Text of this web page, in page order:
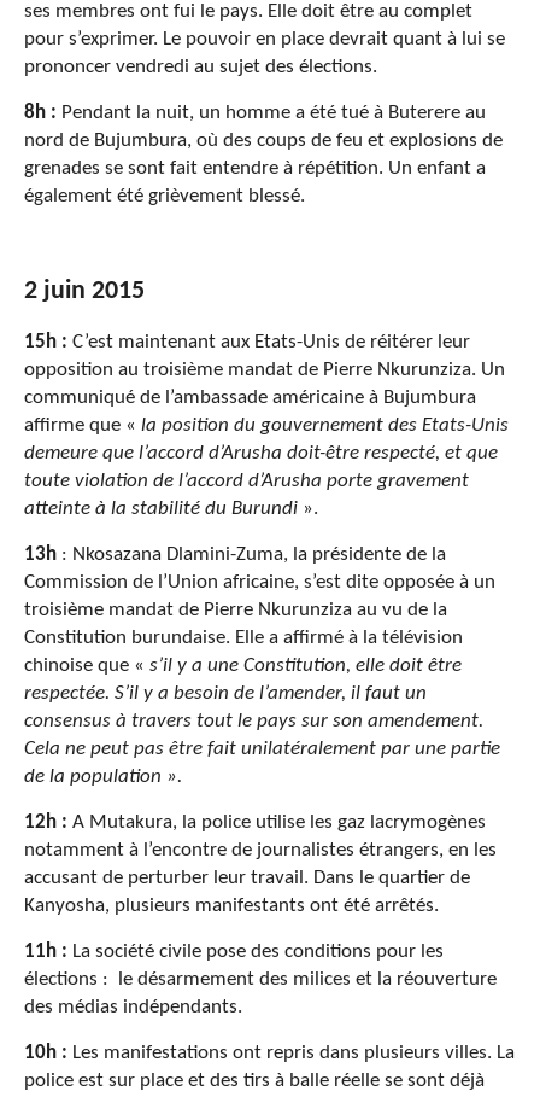
ses membres ont fui le pays. Elle doit être au complet
pour s’exprimer. Le pouvoir en place devrait quant à lui se
prononcer vendredi au sujet des élections.
8h : Pendant la nuit, un homme a été tué à Buterere au
nord de Bujumbura, où des coups de feu et explosions de
grenades se sont fait entendre à répétition. Un enfant a
également été grièvement blessé.
2 juin 2015
15h : C’est maintenant aux Etats-Unis de réitérer leur
opposition au troisième mandat de Pierre Nkurunziza. Un
communiqué de l’ambassade américaine à Bujumbura
affirme que « la position du gouvernement des Etats-Unis
demeure que l’accord d’Arusha doit-être respecté, et que
toute violation de l’accord d’Arusha porte gravement
atteinte à la stabilité du Burundi ».
13h : Nkosazana Dlamini-Zuma, la présidente de la
Commission de l’Union africaine, s’est dite opposée à un
troisième mandat de Pierre Nkurunziza au vu de la
Constitution burundaise. Elle a affirmé à la télévision
chinoise que « s’il y a une Constitution, elle doit être
respectée. S’il y a besoin de l’amender, il faut un
consensus à travers tout le pays sur son amendement.
Cela ne peut pas être fait unilatéralement par une partie
de la population ».
12h : A Mutakura, la police utilise les gaz lacrymogènes
notamment à l’encontre de journalistes étrangers, en les
accusant de perturber leur travail. Dans le quartier de
Kanyosha, plusieurs manifestants ont été arrêtés.
11h : La société civile pose des conditions pour les
élections : le désarmement des milices et la réouverture
des médias indépendants.
10h : Les manifestations ont repris dans plusieurs villes. La
police est sur place et des tirs à balle réelle se sont déjà